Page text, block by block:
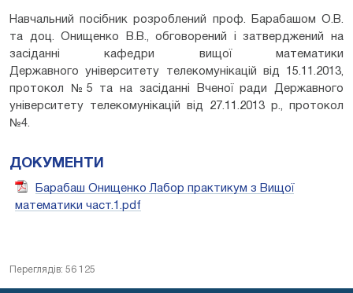
Навчальний посібник розроблений проф. Барабашом О.В.
та доц. Онищенко В.В., обговорений і затверджений на
засіданні кафедри вищої математики
Державного університету телекомунікацій від 15.11.2013,
протокол №5 та на засіданні Вченої ради Державного
університету телекомунікацій від 27.11.2013 р., протокол
№4.
ДОКУМЕНТИ
Барабаш Онищенко Лабор практикум з Вищої
математики част.1.pdf
Переглядів: 56 125